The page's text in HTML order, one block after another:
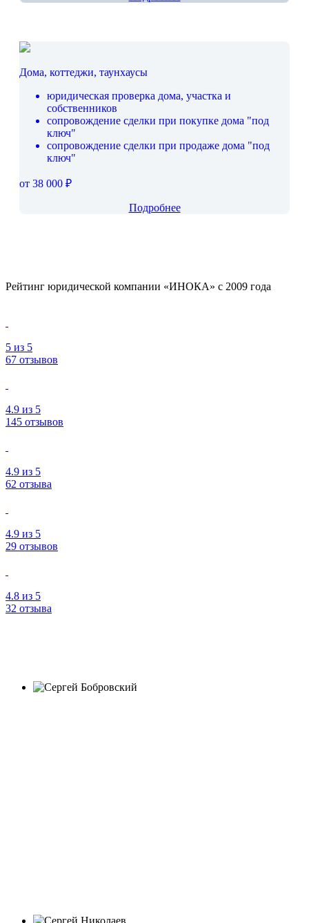
Дома, коттеджи, таунхаусы
юридическая проверка дома, участка и
собственников
сопровождение сделки при покупке дома "под
ключ"
сопровождение сделки при продаже дома "под
ключ"
от 38 000 ₽
Подробнее
Рейтинг юридической компании «ИНОКА» с 2009 года
5 из 5
67 отзывов
4.9 из 5
145 отзывов
4.9 из 5
62 отзыва
4.9 из 5
29 отзывов
4.8 из 5
32 отзыва